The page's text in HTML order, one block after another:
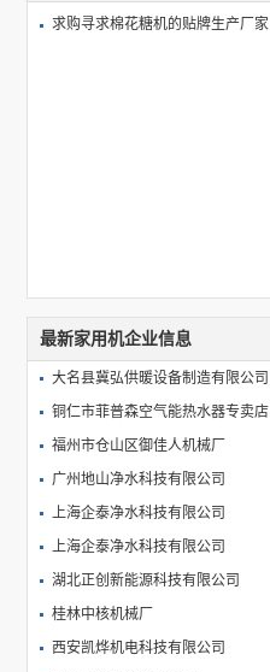
求购寻求棉花糖机的贴牌生产厂家
最新家用机企业信息
大名县冀弘供暖设备制造有限公司
铜仁市菲普森空气能热水器专卖店
福州市仓山区御佳人机械厂
广州地山净水科技有限公司
上海企泰净水科技有限公司
上海企泰净水科技有限公司
湖北正创新能源科技有限公司
桂林中核机械厂
西安凯烨机电科技有限公司